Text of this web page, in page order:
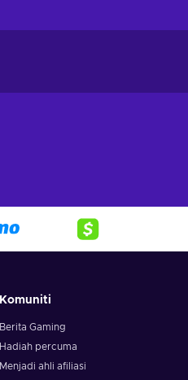
Komuniti
Berita Gaming
Hadiah percuma
Menjadi ahli afiliasi